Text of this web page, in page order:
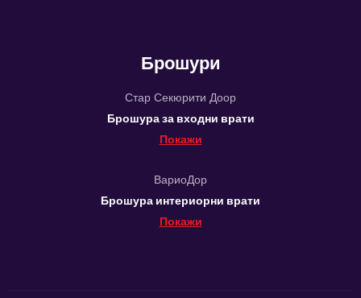
Брошури
Стар Секюрити Доор
Брошура за входни врати
Покажи
ВариоДор
Брошура интериорни врати
Покажи